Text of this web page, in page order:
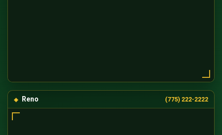
Reno (775) 222-2222